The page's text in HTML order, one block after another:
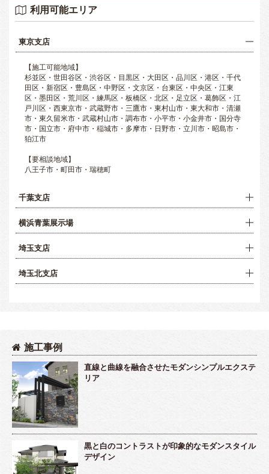
利用可能エリア
東京支店
【施工可能地域】
杉並区・世田谷区・渋谷区・目黒区・大田区・品川区・港区・千代
田区・新宿区・豊島区・中野区・文京区・台東区・中央区・江東
区・墨田区・荒川区・練馬区・板橋区・北区・足立区・葛飾区・江
戸川区・西東京市・武蔵野市・三鷹市・東村山市・東大和市・清瀬
市・東久留米市・武蔵村山市・調布市・小平市・小金井市・国分寺
市・国立市・府中市・稲城市・多摩市・日野市・立川市・昭島市・
狛江市
【要相談地域】
八王子市・町田市・瑞穂町
千葉支店
横浜青葉展示場
埼玉支店
埼玉北支店
施工事例
直線と曲線を融合させたモダンシンプルエクステ
リア
黒と白のコントラストが印象的なモダンスタイル
デザイン